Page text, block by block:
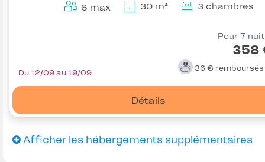
6 max 30 m² 3 chambres
Pour 7
358
36 € remboursés
Détails
Du 12/09 au 19/09
Afficher les hébergements supplémentaires